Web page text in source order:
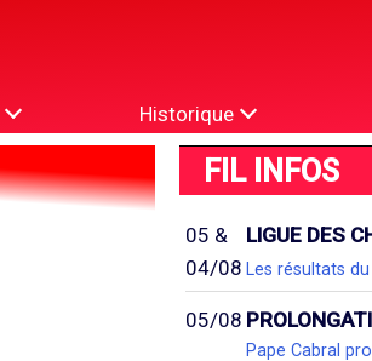
Historique
FIL INFOS
05 &
04/08
LIGUE DES
Les résultats
05/08
Pape Cabral